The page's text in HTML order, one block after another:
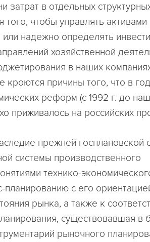
затрат в отдельных
чтобы управлять активами
или надежно определять
хозяйственной
в наших
причины того, что в
реформ (с 1992 г. до
приживалось на российских
прежней госплановской
системы производственного
технико-
планированию с его
рынка, а также к
существовавшая в
рыночного